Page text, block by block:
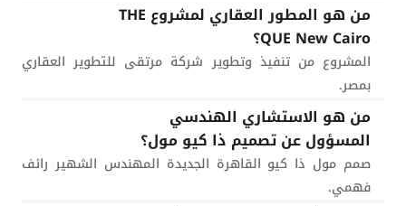
من هو المطور العقاري لمشروع THE
QUE New Cairo؟
المشروع من تنفيذ وتطوير شركة مرتقى للتطوير العقاري
بمصر.
من هو الاستشاري الهندسي
المسؤول عن تصميم ذا كيو مول؟
صمم مول ذا كيو القاهرة الجديدة المهندس الشهير رائف
فهمي.